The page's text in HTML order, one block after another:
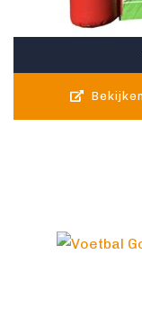
Bekijken